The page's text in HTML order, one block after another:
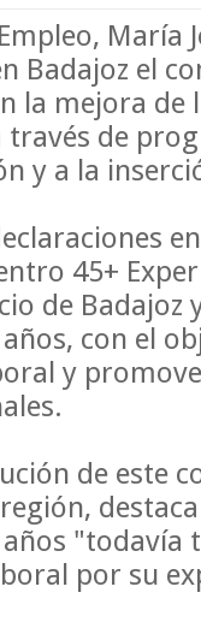
María
Badajoz el
la mejora de
de
y a la
45+
de Badajoz
con el
y
de este
"todavía
por su